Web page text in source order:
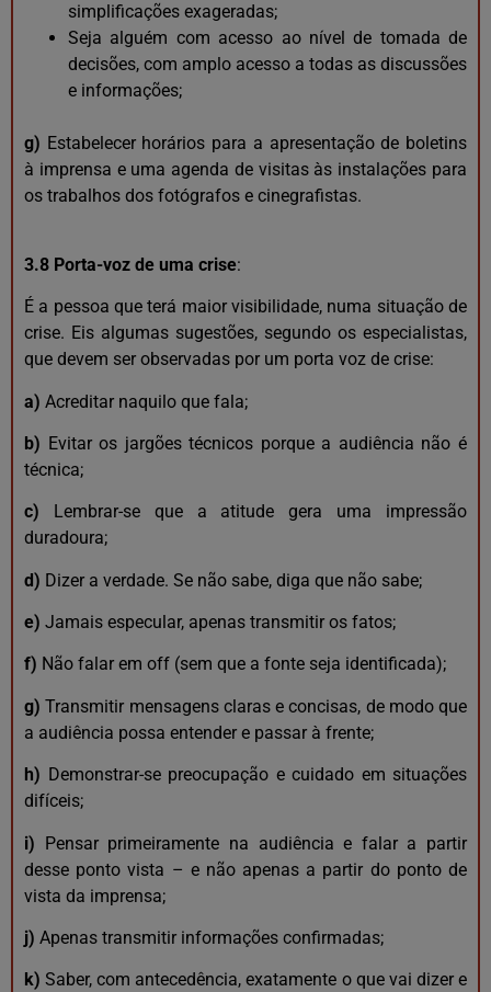
simplificações exageradas;
Seja alguém com acesso ao nível de tomada de
decisões, com amplo acesso a todas as discussões
e informações;
g) Estabelecer horários para a apresentação de boletins
à imprensa e uma agenda de visitas às instalações para
os trabalhos dos fotógrafos e cinegrafistas.
3.8 Porta-voz de uma crise:
É a pessoa que terá maior visibilidade, numa situação de
crise. Eis algumas sugestões, segundo os especialistas,
que devem ser observadas por um porta voz de crise:
a) Acreditar naquilo que fala;
b) Evitar os jargões técnicos porque a audiência não é
técnica;
c) Lembrar-se que a atitude gera uma impressão
duradoura;
d) Dizer a verdade. Se não sabe, diga que não sabe;
e) Jamais especular, apenas transmitir os fatos;
f) Não falar em off (sem que a fonte seja identificada);
g) Transmitir mensagens claras e concisas, de modo que
a audiência possa entender e passar à frente;
h) Demonstrar-se preocupação e cuidado em situações
difíceis;
i) Pensar primeiramente na audiência e falar a partir
desse ponto vista – e não apenas a partir do ponto de
vista da imprensa;
j) Apenas transmitir informações confirmadas;
k) Saber, com antecedência, exatamente o que vai dizer e